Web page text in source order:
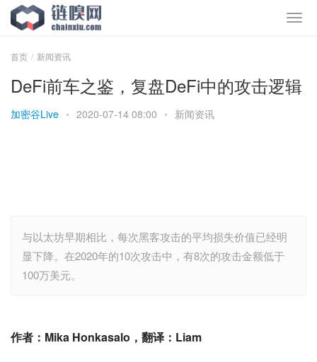
首页 新闻资讯
DeFi前车之鉴，复盘DeFi中的攻击逻辑
加密谷Live • 2020-07-14 08:00 • 新闻资讯
与以太坊早期相比，每次黑客攻击的平均损失价值已经明
显下降。在2020年的10次攻击中，有8次的攻击金额低于
100万美元。
作者：Mika Honkasalo，翻译：Liam